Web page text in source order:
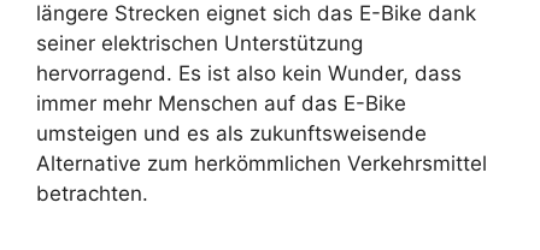
längere Strecken eignet sich das E-Bike dank
seiner elektrischen Unterstützung
hervorragend. Es ist also kein Wunder, dass
immer mehr Menschen auf das E-Bike
umsteigen und es als zukunftsweisende
Alternative zum herkömmlichen Verkehrsmittel
betrachten.